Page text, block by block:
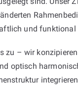
und
zu – wir
optisch